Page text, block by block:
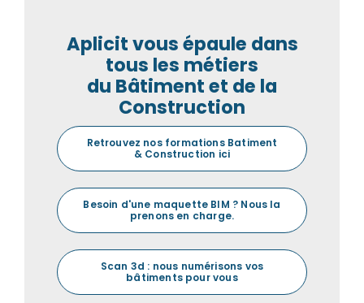
Aplicit vous épaule dans
tous les métiers
du Bâtiment et de la
Construction
Retrouvez nos formations Batiment
& Construction ici
Besoin d'une maquette BIM ? Nous la
prenons en charge.
Scan 3d : nous numérisons vos
bâtiments pour vous